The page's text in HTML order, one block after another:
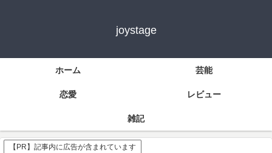
joystage
ホーム 芸能
恋愛 レビュー
雑記
【PR】記事内に広告が含まれています